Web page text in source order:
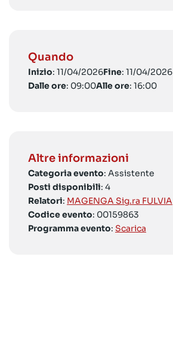
Quando
Inizio: 11/04/2026Fine: 11/04/2026
Dalle ore: 09:00Alle ore: 16:00
Altre informazioni
Categoria evento: Assistente
Posti disponibili: 4
Relatori: MAGENGA Sig.ra FULVIA
Codice evento: 00159863
Programma evento: Scarica